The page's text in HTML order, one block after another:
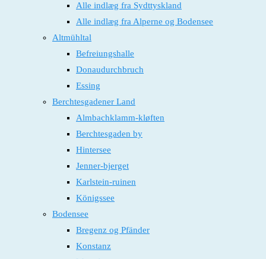
Alle indlæg fra Sydttyskland
Alle indlæg fra Alperne og Bodensee
Altmühltal
Befreiungshalle
Donaudurchbruch
Essing
Berchtesgadener Land
Almbachklamm-kløften
Berchtesgaden by
Hintersee
Jenner-bjerget
Karlstein-ruinen
Königssee
Bodensee
Bregenz og Pfänder
Konstanz